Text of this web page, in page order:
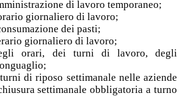
di lavoro temporaneo;
giornaliero di lavoro;
dei pasti;
giornaliero di lavoro;
orari, dei turni di lavoro, degli
di riposo settimanale nelle aziende
settimanale obbligatoria a turno